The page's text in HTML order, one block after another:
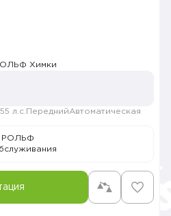
Химки
л.с. ПереднийАвтоматическая
РОЛЬФ